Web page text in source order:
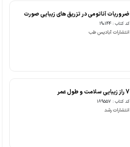
ضروریات آناتومی در تزریق های زیبایی صورت
کد کتاب : 190144
انتشارات آبادیس طب
7 راز زیبایی سلامت و طول عمر
کد کتاب : 189557
انتشارات رشد